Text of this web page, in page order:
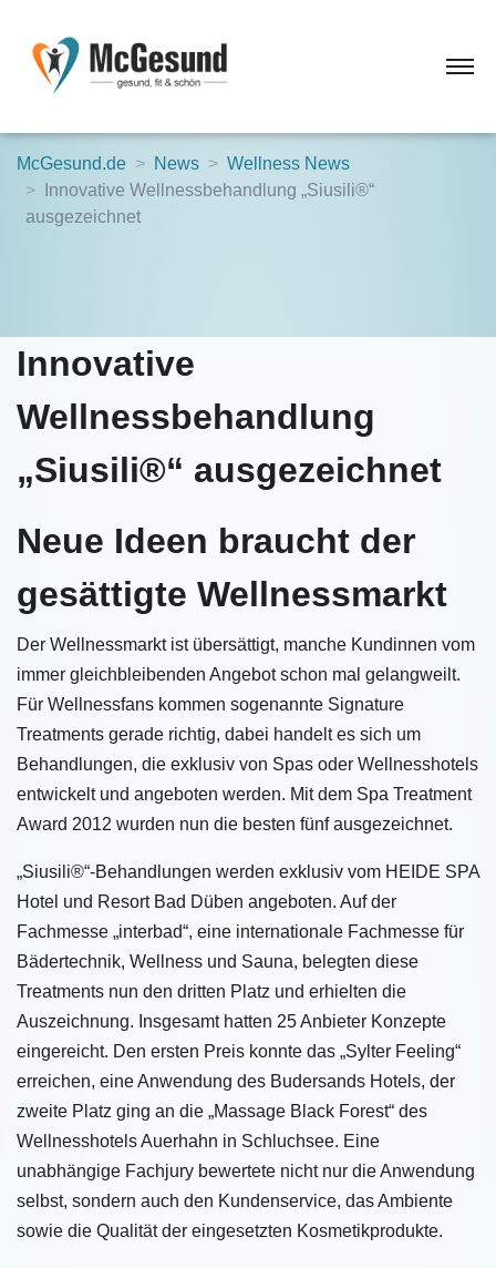
McGesund.de News
Wellness News
Innovative Wellnessbehandlung „Siusili®“
ausgezeichnet
Innovative
Wellnessbehandlung
„Siusili®“ ausgezeichnet
Neue Ideen braucht der
gesättigte Wellnessmarkt
Der Wellnessmarkt ist übersättigt, manche Kundinnen vom
immer gleichbleibenden Angebot schon mal gelangweilt.
Für Wellnessfans kommen sogenannte Signature
Treatments gerade richtig, dabei handelt es sich um
Behandlungen, die exklusiv von Spas oder Wellnesshotels
entwickelt und angeboten werden. Mit dem Spa Treatment
Award 2012 wurden nun die besten fünf ausgezeichnet.
„Siusili®“-Behandlungen werden exklusiv vom HEIDE SPA
Hotel und Resort Bad Düben angeboten. Auf der
Fachmesse „interbad“, eine internationale Fachmesse für
Bädertechnik, Wellness und Sauna, belegten diese
Treatments nun den dritten Platz und erhielten die
Auszeichnung. Insgesamt hatten 25 Anbieter Konzepte
eingereicht. Den ersten Preis konnte das „Sylter Feeling“
erreichen, eine Anwendung des Budersands Hotels, der
zweite Platz ging an die „Massage Black Forest“ des
Wellnesshotels Auerhahn in Schluchsee. Eine
unabhängige Fachjury bewertete nicht nur die Anwendung
selbst, sondern auch den Kundenservice, das Ambiente
sowie die Qualität der eingesetzten Kosmetikprodukte.